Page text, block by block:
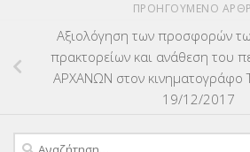
ΠΡΟΗΓΟΎΜΕΝΟ
Αξιολόγηση των προσφορών
πρακτορείων και ανάθεση του
ΑΡΧΑΝΩΝ στον κινηματογράφο
19/12/2017
Αναζήτηση